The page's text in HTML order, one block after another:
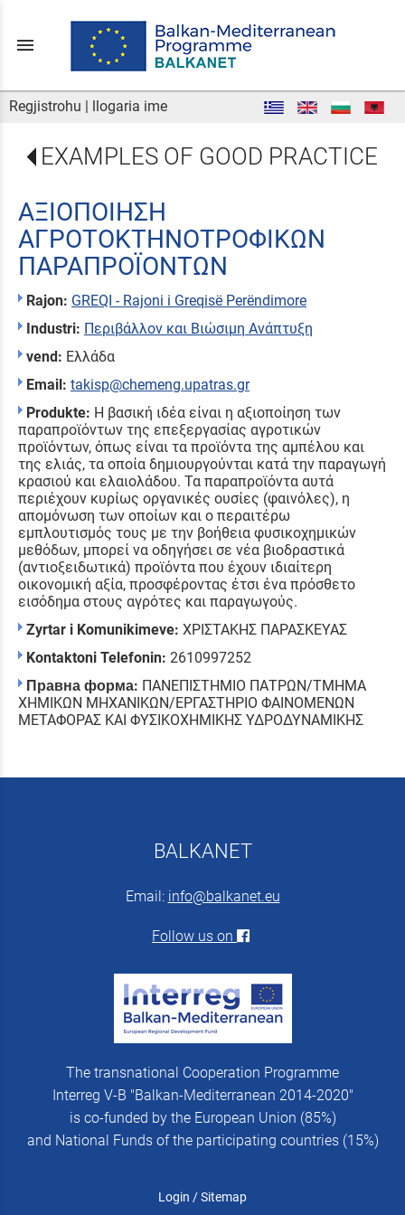
menu
Regjistrohu | llogaria ime
EXAMPLES OF GOOD PRACTICE
ΑΞΙΟΠΟΙΗΣΗ
ΑΓΡΟΤΟΚΤΗΝΟΤΡΟΦΙΚΩΝ
ΠΑΡΑΠΡΟΪΟΝΤΩΝ
Rajon: GREQI - Rajoni i Greqisë Perëndimore
Industri: Περιβάλλον και Βιώσιμη Ανάπτυξη
vend: Ελλάδα
Email: takisp@chemeng.upatras.gr
Produkte: Η βασική ιδέα είναι η αξιοποίηση των
παραπροϊόντων της επεξεργασίας αγροτικών
προϊόντων, όπως είναι τα προϊόντα της αμπέλου και
της ελιάς, τα οποία δημιουργούνται κατά την παραγωγή
κρασιού και ελαιολάδου. Τα παραπροϊόντα αυτά
περιέχουν κυρίως οργανικές ουσίες (φαινόλες), η
απομόνωση των οποίων και ο περαιτέρω
εμπλουτισμός τους με την βοήθεια φυσικοχημικών
μεθόδων, μπορεί να οδηγήσει σε νέα βιοδραστικά
(αντιοξειδωτικά) προϊόντα που έχουν ιδιαίτερη
οικονομική αξία, προσφέροντας έτσι ένα πρόσθετο
εισόδημα στους αγρότες και παραγωγούς.
Zyrtar i Komunikimeve: ΧΡΙΣΤΑΚΗΣ ΠΑΡΑΣΚΕΥΑΣ
Kontaktoni Telefonin: 2610997252
Правна форма: ΠΑΝΕΠΙΣΤΗΜΙΟ ΠΑΤΡΩΝ/ΤΜΗΜΑ
ΧΗΜΙΚΩΝ ΜΗΧΑΝΙΚΩΝ/ΕΡΓΑΣΤΗΡΙΟ ΦΑΙΝΟΜΕΝΩΝ
ΜΕΤΑΦΟΡΑΣ ΚΑΙ ΦΥΣΙΚΟΧΗΜΙΚΗΣ ΥΔΡΟΔΥΝΑΜΙΚΗΣ
BALKANET
Email: info@balkanet.eu
Follow us on
The transnational Cooperation Programme
Interreg V-B "Balkan-Mediterranean 2014-2020"
is co-funded by the European Union (85%)
and National Funds of the participating countries (15%)
Login /Sitemap